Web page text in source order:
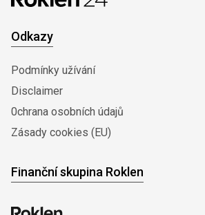
Odkazy
Podmínky užívání
Disclaimer
0chrana osobních údajů
Zásady cookies (EU)
Finanční skupina Roklen